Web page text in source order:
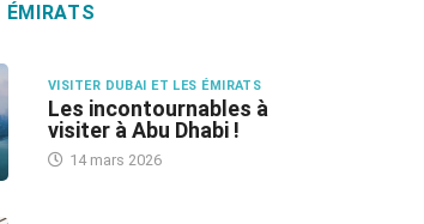
ÉMIRATS
VISITER DUBAI ET LES ÉMIRATS
Les incontournables à
visiter à Abu Dhabi !
14 mars 2026